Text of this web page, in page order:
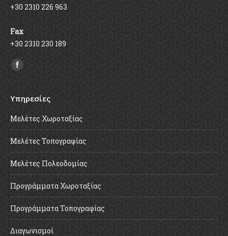
+30 2310 226 963
Fax
+30 2310 230 189
Find us on:
Υπηρεσίες
Μελέτες Χωροταξίας
Μελέτες Τοπογραφίας
Μελέτες Πολεοδομίας
Προγράμματα Χωροταξίας
Προγράμματα Τοπογραφίας
Διαγωνισμοί